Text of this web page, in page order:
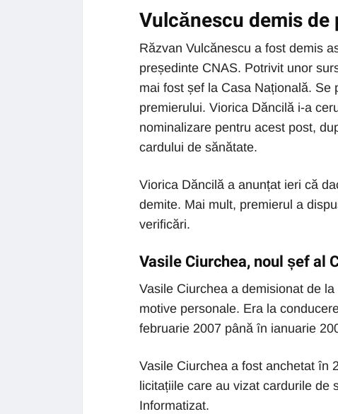
Vulcănescu demis de
Răzvan Vulcănescu a fost demis
președinte CNAS. Potrivit unor
mai fost șef la Casa Națională.
premierului. Viorica Dăncilă i-a
nominalizare pentru acest post,
cardului de sănătate.
Viorica Dăncilă a anunțat ieri că
demite. Mai mult, premierul a
verificări.
Vasile Ciurchea, noul șef al
Vasile Ciurchea a demisionat de
motive personale. Era la
februarie 2007 până în ianuarie
Vasile Ciurchea a fost anchetat în
licitațiile care au vizat cardurile
Informatizat.